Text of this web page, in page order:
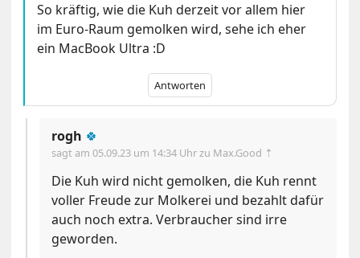
So kräftig, wie die Kuh derzeit vor allem hier
im Euro-Raum gemolken wird, sehe ich eher
ein MacBook Ultra :D
Antworten
rogh 🍀
sagt am05.09.23 um 14:34 Uhrzu Max.Good ⇡
Die Kuh wird nicht gemolken, die Kuh rennt
voller Freude zur Molkerei und bezahlt dafür
auch noch extra. Verbraucher sind irre
geworden.